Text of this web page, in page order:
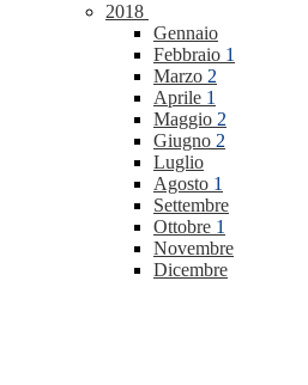
2018
Gennaio
Febbraio 1
Marzo 2
Aprile 1
Maggio 2
Giugno 2
Luglio
Agosto 1
Settembre
Ottobre 1
Novembre
Dicembre